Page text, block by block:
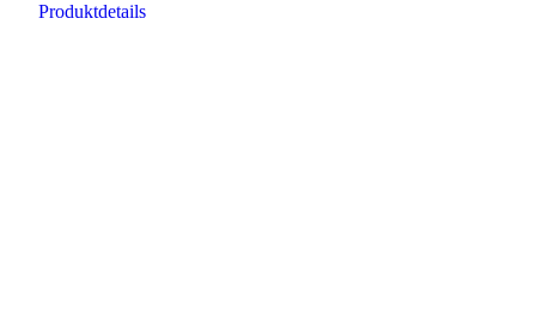
Produktdetails